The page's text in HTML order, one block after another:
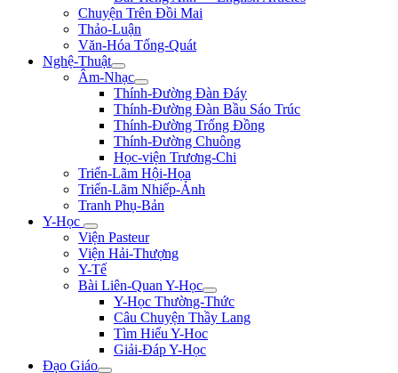
Chuyện Trên Đồi Mai
Thảo-Luận
Văn-Hóa Tổng-Quát
Nghệ-Thuật
Âm-Nhạc
Thính-Đường Đàn Đáy
Thính-Đường Đàn Bầu Sáo Trúc
Thính-Đường Trống Đồng
Thính-Đường Chuông
Học-viện Trương-Chi
Triển-Lãm Hội-Họa
Triển-Lãm Nhiếp-Ảnh
Tranh Phụ-Bản
Y-Học
Viện Pasteur
Viện Hải-Thượng
Y-Tế
Bài Liên-Quan Y-Học
Y-Học Thường-Thức
Câu Chuyện Thầy Lang
Tìm Hiểu Y-Hoc
Giải-Đáp Y-Học
Đạo Giáo